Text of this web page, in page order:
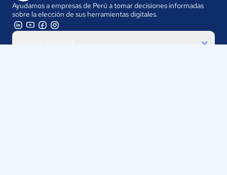
Ayudamos a empresas de Perú a tomar decisiones informadas
sobre la elección de sus herramientas digitales.